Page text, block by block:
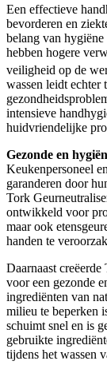
Een effectieve
bevorderen en
belang van
hebben hogere
veiligheid op de
wassen leidt
intensieve
huidvriendelijke
Gezonde en
Keukenpersoneel
garanderen door
Tork
ontwikkeld voor
maar ook
handen te
Daarnaast
voor een gezonde
ingrediënten van
milieu te beperken
schuimt snel en is
gebruikte
tijdens het wassen